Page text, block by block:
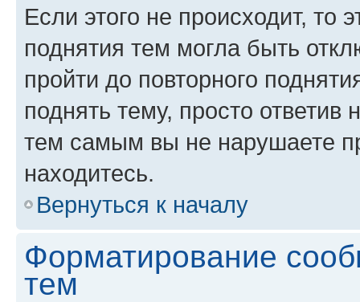
Если этого не происходит, то
поднятия тем могла быть
пройти до повторного
поднять тему, просто ответив
тем самым вы не нарушаете
находитесь.
Вернуться к началу
Форматирование
тем